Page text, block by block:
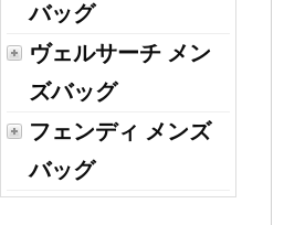
バッグ
ヴェルサーチ メン
ズバッグ
フェンディ メンズ
バッグ